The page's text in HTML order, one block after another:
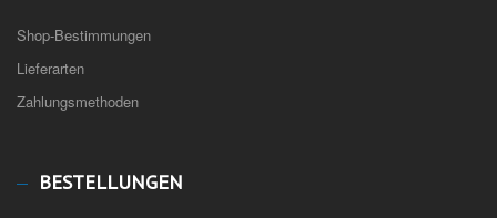
Shop-Bestimmungen
Lieferarten
Zahlungsmethoden
BESTELLUNGEN